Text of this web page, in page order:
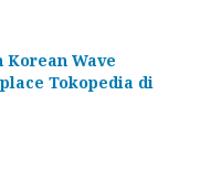
Korean Wave
Tokopedia di